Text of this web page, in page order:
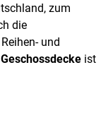
zum
die
und
Geschossdecke ist